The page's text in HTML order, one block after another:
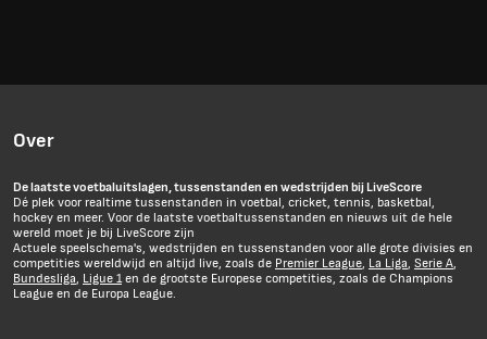
Over
De laatste voetbaluitslagen, tussenstanden en wedstrijden bij LiveScore
Dé plek voor realtime tussenstanden in voetbal, cricket, tennis, basketbal,
hockey en meer. Voor de laatste voetbaltussenstanden en nieuws uit de hele
wereld moet je bij LiveScore zijn
Actuele speelschema's, wedstrijden en tussenstanden voor alle grote divisies en
competities wereldwijd en altijd live, zoals de Premier League, La Liga, Serie A,
Bundesliga, Ligue 1en de grootste Europese competities, zoals de Champions
League en de Europa League.